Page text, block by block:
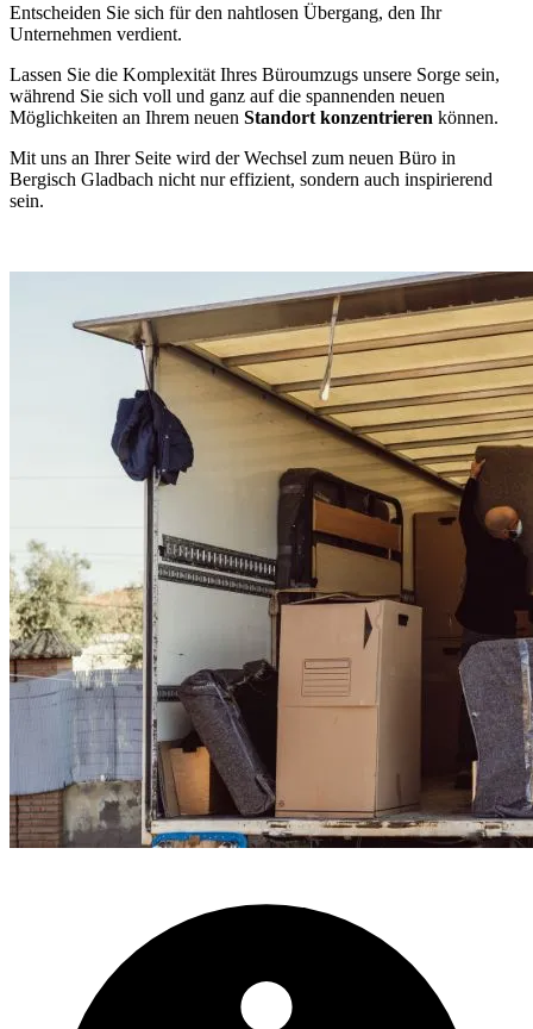
Entscheiden Sie sich für den nahtlosen Übergang, den Ihr
Unternehmen verdient.
Lassen Sie die Komplexität Ihres Büroumzugs unsere Sorge sein,
während Sie sich voll und ganz auf die spannenden neuen
Möglichkeiten an Ihrem neuen Standort konzentrieren können.
Mit uns an Ihrer Seite wird der Wechsel zum neuen Büro in
Bergisch Gladbach nicht nur effizient, sondern auch inspirierend
sein.